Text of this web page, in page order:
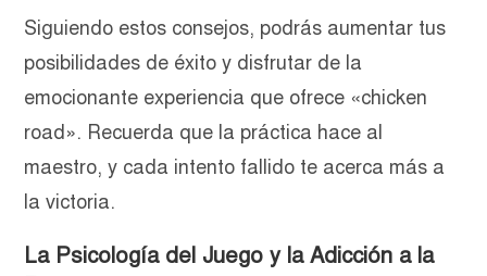
Siguiendo estos consejos, podrás aumentar tus
posibilidades de éxito y disfrutar de la
emocionante experiencia que ofrece «chicken
road». Recuerda que la práctica hace al
maestro, y cada intento fallido te acerca más a
la victoria.
La Psicología del Juego y la Adicción a la